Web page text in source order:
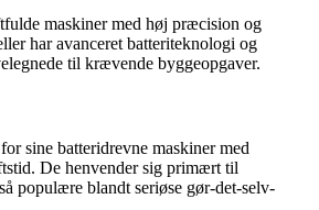
maskiner med høj præcision og
har avanceret batteriteknologi og
til krævende byggeopgaver.
sine batteridrevne maskiner med
De henvender sig primært til
populære blandt seriøse gør-det-selv-